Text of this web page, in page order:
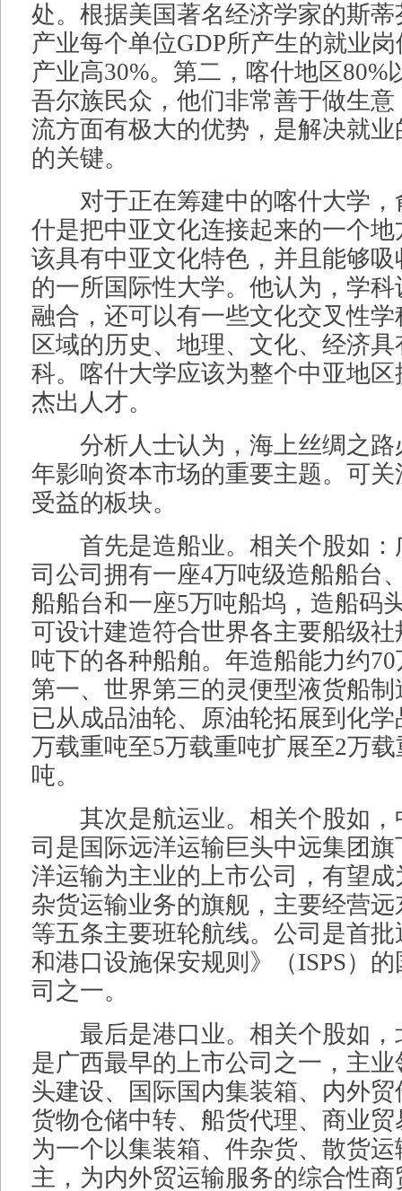
处。根据美国著名经济学家的斯
产业每个单位GDP所产生的就业
产业高30%。第二，喀什地区80%
吾尔族民众，他们非常善于做生
流方面有极大的优势，是解决就
的关键。
对于正在筹建中的喀什大学，
什是把中亚文化连接起来的一个
该具有中亚文化特色，并且能够
的一所国际性大学。他认为，学
融合，还可以有一些文化交叉性
区域的历史、地理、文化、经济
科。喀什大学应该为整个中亚地
杰出人才。
分析人士认为，海上丝绸之路
年影响资本市场的重要主题。可
受益的板块。
首先是造船业。相关个股如：
司公司拥有一座4万吨级造船船台
船船台和一座5万吨船坞，造船码
可设计建造符合世界各主要船级
吨下的各种船舶。年造船能力约
第一、世界第三的灵便型液货船
已从成品油轮、原油轮拓展到化
万载重吨至5万载重吨扩展至2万
吨。
其次是航运业。相关个股如，
司是国际远洋运输巨头中远集团
洋运输为主业的上市公司，有望
杂货运输业务的旗舰，主要经营
等五条主要班轮航线。公司是首
和港口设施保安规则》（ISPS）
司之一。
最后是港口业。相关个股如，
是广西最早的上市公司之一，主
头建设、国际国内集装箱、内外
货物仓储中转、船货代理、商业
为一个以集装箱、件杂货、散货
主，为内外贸运输服务的综合性